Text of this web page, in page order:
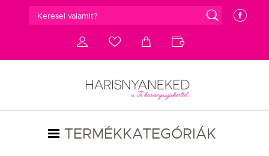
e g
d c a b
TERMÉKKATEGÓRIÁK